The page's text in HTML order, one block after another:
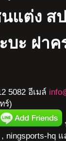
แต่ง สป
บะ ฝาค
5082 อีเมล์
ร์)
ningsports-hq